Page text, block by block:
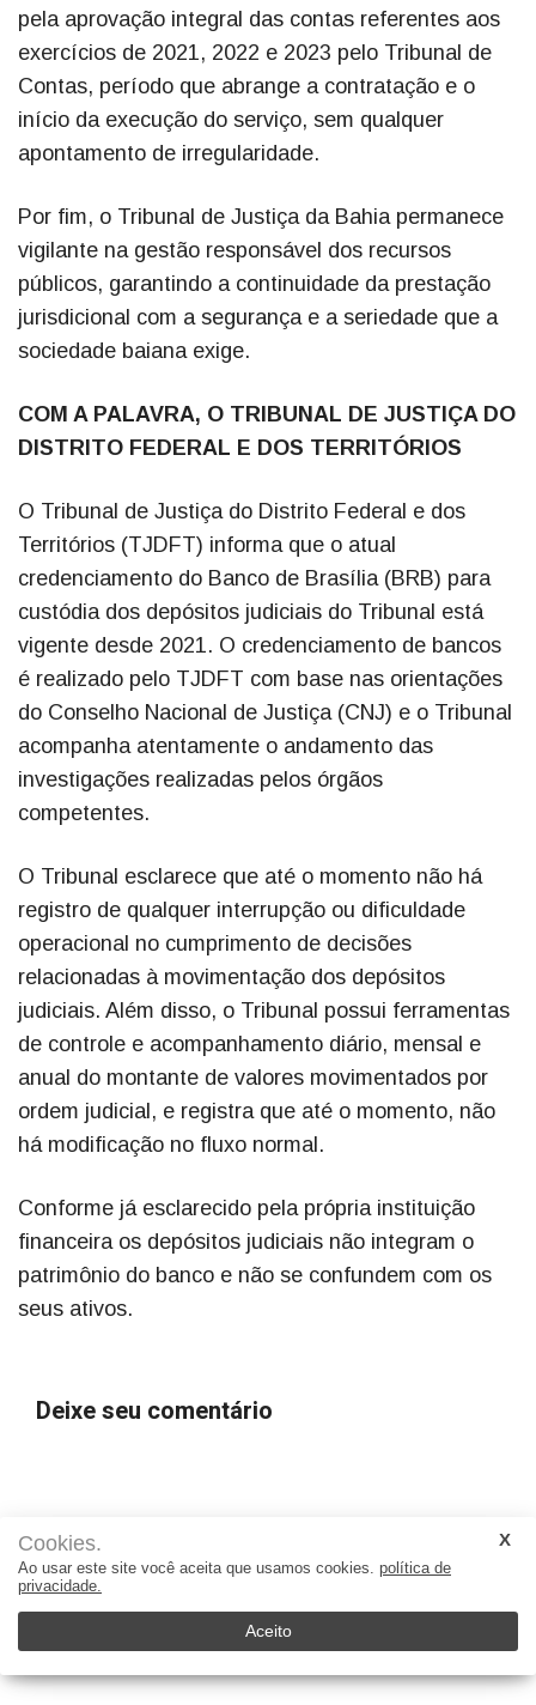
pela aprovação integral das contas referentes aos
exercícios de 2021, 2022 e 2023 pelo Tribunal de
Contas, período que abrange a contratação e o
início da execução do serviço, sem qualquer
apontamento de irregularidade.
Por fim, o Tribunal de Justiça da Bahia permanece
vigilante na gestão responsável dos recursos
públicos, garantindo a continuidade da prestação
jurisdicional com a segurança e a seriedade que a
sociedade baiana exige.
COM A PALAVRA, O TRIBUNAL DE JUSTIÇA DO
DISTRITO FEDERAL E DOS TERRITÓRIOS
O Tribunal de Justiça do Distrito Federal e dos
Territórios (TJDFT) informa que o atual
credenciamento do Banco de Brasília (BRB) para
custódia dos depósitos judiciais do Tribunal está
vigente desde 2021. O credenciamento de bancos
é realizado pelo TJDFT com base nas orientações
do Conselho Nacional de Justiça (CNJ) e o Tribunal
acompanha atentamente o andamento das
investigações realizadas pelos órgãos
competentes.
O Tribunal esclarece que até o momento não há
registro de qualquer interrupção ou dificuldade
operacional no cumprimento de decisões
relacionadas à movimentação dos depósitos
judiciais. Além disso, o Tribunal possui ferramentas
de controle e acompanhamento diário, mensal e
anual do montante de valores movimentados por
ordem judicial, e registra que até o momento, não
há modificação no fluxo normal.
Conforme já esclarecido pela própria instituição
financeira os depósitos judiciais não integram o
patrimônio do banco e não se confundem com os
seus ativos.
Deixe seu comentário
Cookies.
Ao usar este site você aceita que usamos cookies. política de
privacidade.
Aceito